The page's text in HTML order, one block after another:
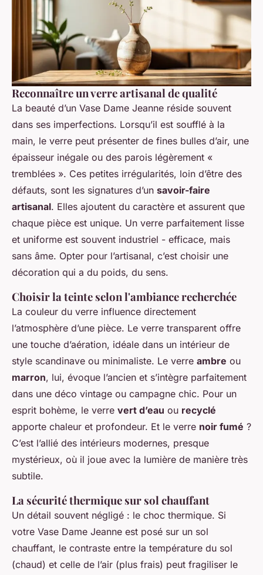
Reconnaître un verre artisanal de qualité
La beauté d’un Vase Dame Jeanne réside souvent
dans ses imperfections. Lorsqu’il est soufflé à la
main, le verre peut présenter de fines bulles d’air, une
épaisseur inégale ou des parois légèrement «
tremblées ». Ces petites irrégularités, loin d’être des
défauts, sont les signatures d’un savoir-faire
artisanal. Elles ajoutent du caractère et assurent que
chaque pièce est unique. Un verre parfaitement lisse
et uniforme est souvent industriel - efficace, mais
sans âme. Opter pour l’artisanal, c’est choisir une
décoration qui a du poids, du sens.
Choisir la teinte selon l'ambiance recherchée
La couleur du verre influence directement
l’atmosphère d’une pièce. Le verre transparent offre
une touche d’aération, idéale dans un intérieur de
style scandinave ou minimaliste. Le verre ambre ou
marron, lui, évoque l’ancien et s’intègre parfaitement
dans une déco vintage ou campagne chic. Pour un
esprit bohème, le verre vert d’eau ou recyclé
apporte chaleur et profondeur. Et le verre noir fumé ?
C’est l’allié des intérieurs modernes, presque
mystérieux, où il joue avec la lumière de manière très
subtile.
La sécurité thermique sur sol chauffant
Un détail souvent négligé : le choc thermique. Si
votre Vase Dame Jeanne est posé sur un sol
chauffant, le contraste entre la température du sol
(chaud) et celle de l’air (plus frais) peut fragiliser le